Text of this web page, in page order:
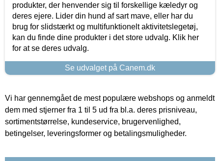
produkter, der henvender sig til forskellige kæledyr og
deres ejere. Lider din hund af sart mave, eller har du
brug for slidstærkt og multifunktionelt aktivitetslegetøj,
kan du finde dine produkter i det store udvalg. Klik her
for at se deres udvalg.
Se udvalget på Canem.dk
Vi har gennemgået de mest populære webshops og anmeldt
dem med stjerner fra 1 til 5 ud fra bl.a. deres prisniveau,
sortimentstørrelse, kundeservice, brugervenlighed,
betingelser, leveringsformer og betalingsmuligheder.